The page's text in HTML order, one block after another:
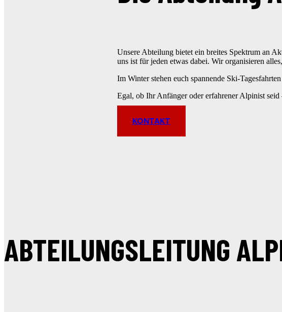
Unsere Abteilung bietet ein breites Spektrum an
uns ist für jeden etwas dabei. Wir organisieren
Im Winter stehen euch spannende Ski-
Egal, ob Ihr Anfänger oder erfahrener Alpinist
KONTAKT
ABTEILUNGSLEITUNG